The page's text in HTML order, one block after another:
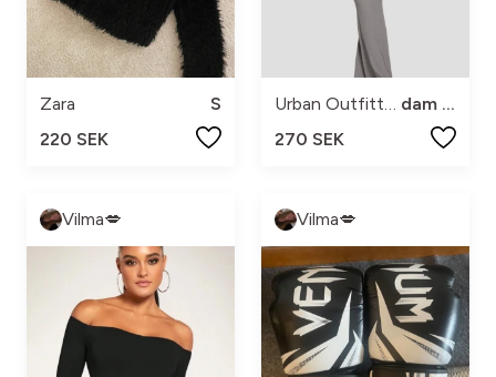
Zara
S
220 SEK
Urban Outfitters
dam xs
270 SEK
Vilma💋 Vilma💋